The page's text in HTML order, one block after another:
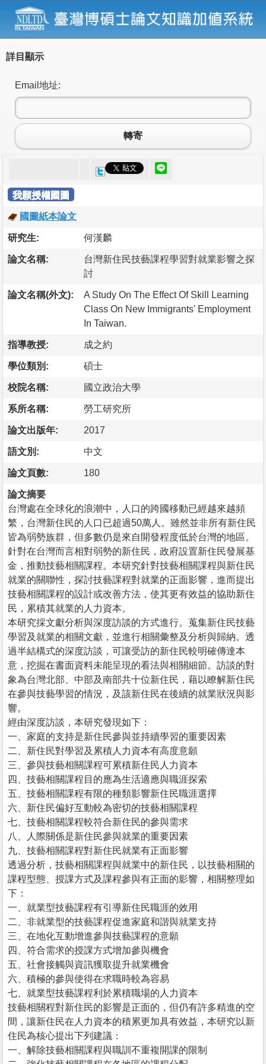
詳目顯示
Email地址:
轉寄
我願授權國圖
國圖紙本論文
研究生: 何漢麟
論文名稱:
台灣新住民技藝課程學習對就業影響之探
討
論文名稱(外文):
A Study On The Effect Of Skill Learning
Class On New Immigrants' Employment
In Taiwan.
指導教授: 成之約
學位類別: 碩士
校院名稱: 國立政治大學
系所名稱: 勞工研究所
論文出版年: 2017
語文別: 中文
論文頁數: 180
論文摘要
台灣處在全球化的浪潮中，人口的跨國移動已經越來越頻
繁，台灣新住民的人口已超過50萬人。雖然並非所有新住民
皆為弱勢族群，但多數仍是來自開發程度低於台灣的地區。
針對在台灣而言相對弱勢的新住民，政府設置新住民發展基
金，推動技藝相關課程。本研究針對技藝相關課程與新住民
就業的關聯性，探討技藝課程對就業的正面影響，進而提出
技藝相關課程的設計或改善方法，使其更有效益的協助新住
民，累積其就業的人力資本。
本研究採文獻分析與深度訪談的方式進行。蒐集新住民技藝
學習及就業的相關文獻，並進行相關彙整及分析與歸納。透
過半結構式的深度訪談，可讓受訪的新住民較明確傳達本
意，挖掘在書面資料未能呈現的看法與相關細節。訪談的對
象為台灣北部、中部及南部共十位新住民，藉以瞭解新住民
在參與技藝學習的情況，及該新住民在後續的就業狀況與影
響。
經由深度訪談，本研究發現如下：
一、家庭的支持是新住民參與並持續學習的重要因素
二、新住民對學習及累積人力資本有高度意願
三、參與技藝相關課程可累積新住民人力資本
四、技藝相關課程目的應為生活適應與職涯探索
五、技藝相關課程有限的種類影響新住民職涯選擇
六、新住民偏好互動較為密切的技藝相關課程
七、技藝相關課程較符合新住民的參與需求
八、人際關係是新住民參與就業的重要因素
九、技藝相關課程對新住民就業有正面影響
透過分析，技藝相關課程與就業中的新住民，以技藝相關的
課程型態、授課方式及課程參與有正面的影響，相關整理如
下：
一、就業型技藝課程有引導新住民職涯的效用
二、非就業型的技藝課程促進家庭和諧與就業支持
三、在地化互動增進參與技藝課程的意願
四、符合需求的授課方式增加參與機會
五、社會接觸與資訊獲取提升就業機會
六、積極的參與使得在求職時較為容易
七、就業型技藝課程利於累積職場的人力資本
技藝相關程對新住民的影響是正面的，但仍有許多精進的空
間，讓新住民在人力資本的積累更加具有效益，本研究以新
住民為核心提出下列建議：
一、解除技藝相關課程與職訓不重複開課的限制